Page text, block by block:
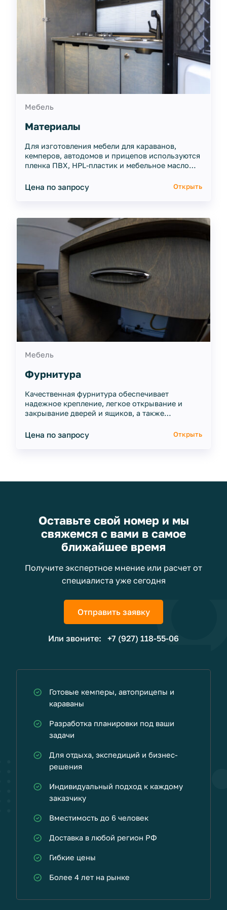
Мебель
Материалы
Для изготовления мебели для караванов,
кемперов, автодомов и прицепов используются
пленка ПВХ, HPL-пластик и мебельное масло
Цена по запросу Открыть
Мебель
Фурнитура
Качественная фурнитура обеспечивает
надежное крепление, легкое открывание и
закрывание дверей и ящиков, а также
Цена по запросу Открыть
Оставьте свой номер и мы
свяжемся с вами в самое
ближайшее время
Получите экспертное мнение или расчет от
специалиста уже сегодня
Отправить заявку
Или звоните: +7 (927) 118-55-06
Готовые кемперы, автоприцепы и
караваны
Разработка планировки под ваши
задачи
Для отдыха, экспедиций и бизнес-
решения
Индивидуальный подход к каждому
заказчику
Вместимость до 6 человек
Доставка в любой регион РФ
Гибкие цены
Более 4 лет на рынке